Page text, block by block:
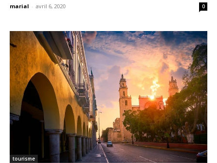
marial - avril 6, 2020 0
tourisme